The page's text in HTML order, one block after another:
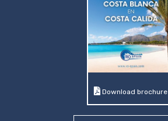
Download brochure